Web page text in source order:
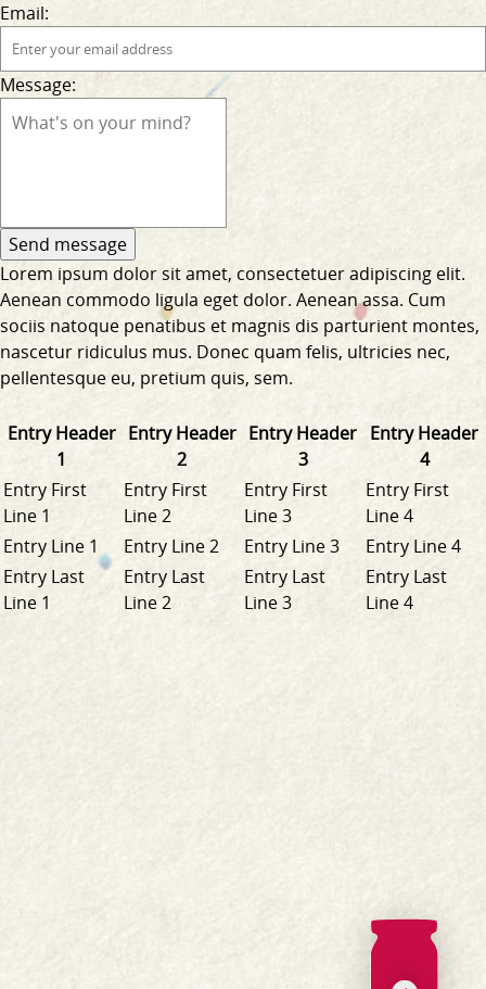
Email:
Message:
Lorem ipsum dolor sit amet, consectetuer adipiscing elit.
Aenean commodo ligula eget dolor. Aenean assa. Cum
sociis natoque penatibus et magnis dis parturient montes,
nascetur ridiculus mus. Donec quam felis, ultricies nec,
pellentesque eu, pretium quis, sem.
Entry Header
1
Entry Header
2
Entry Header
3
Entry Header
4
Entry First
Line 1
Entry First
Line 2
Entry First
Line 3
Entry First
Line 4
Entry Line 1
Entry Line 2 Entry Line 3
Entry Line 4
Entry Last
Line 1
Entry Last
Line 2
Entry Last
Line 3
Entry Last
Line 4